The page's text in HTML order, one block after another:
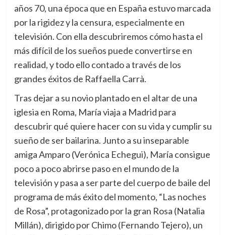
años 70, una época que en España estuvo marcada
por la rigidez y la censura, especialmente en
televisión. Con ella descubriremos cómo hasta el
más difícil de los sueños puede convertirse en
realidad, y todo ello contado a través de los
grandes éxitos de Raffaella Carrà.
Tras dejar a su novio plantado en el altar de una
iglesia en Roma, María viaja a Madrid para
descubrir qué quiere hacer con su vida y cumplir su
sueño de ser bailarina. Junto a su inseparable
amiga Amparo (Verónica Echegui), María consigue
poco a poco abrirse paso en el mundo de la
televisión y pasa a ser parte del cuerpo de baile del
programa de más éxito del momento, “Las noches
de Rosa”, protagonizado por la gran Rosa (Natalia
Millán), dirigido por Chimo (Fernando Tejero), un